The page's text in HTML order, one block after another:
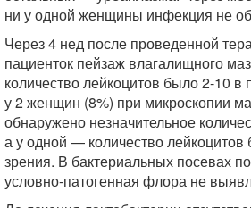
ни у одной женщины инфекция не
Через 4 нед после проведенной
пациенток пейзаж влагалищного
количество лейкоцитов было 2-10 в
у 2 женщин (8%) при микроскопии
обнаружено незначительное
а у одной — количество
зрения. В бактериальных посевах
условно-патогенная флора не